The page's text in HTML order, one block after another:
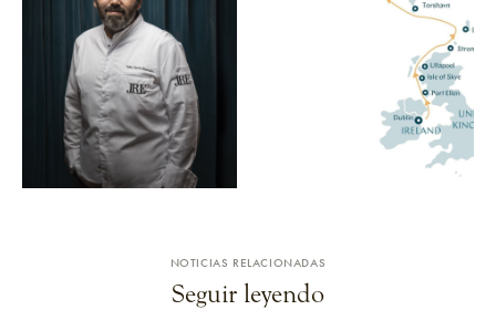
NOTICIAS RELACIONADAS
Seguir leyendo